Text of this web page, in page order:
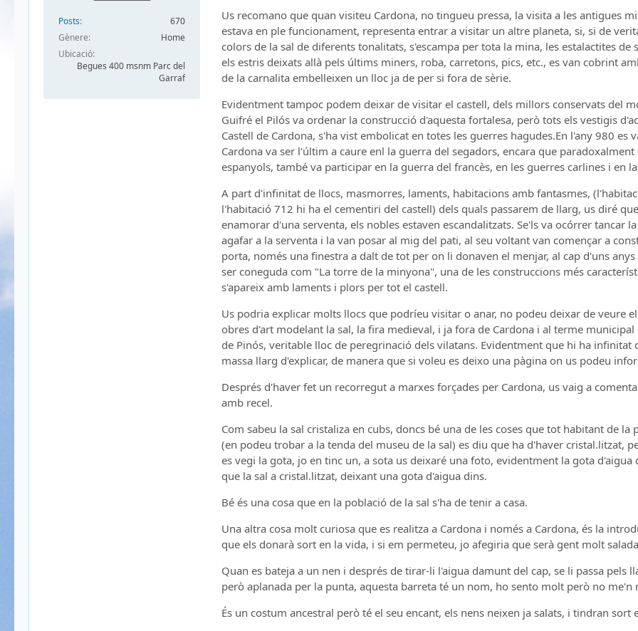
Posts
670
Gènere
Home
Ubicació
Begues 400 msnm Parc del
Garraf
Us recomano que quan visiteu Cardona, no tingueu pressa, la visita a les antigues
estava en ple funcionament, representa entrar a visitar un altre planeta, si, si de
colors de la sal de diferents tonalitats, s'escampa per tota la mina, les estalactites
els estris deixats allà pels últims miners, roba, carretons, pics, etc., es van cobrint
de la carnalita embelleixen un lloc ja de per si fora de sèrie.
Evidentment tampoc podem deixar de visitar el castell, dels millors conservats del
Guifré el Pilós va ordenar la construcció d'aquesta fortalesa, però tots els vestigis
Castell de Cardona, s'ha vist embolicat en totes les guerres hagudes.En l'any 980 es
Cardona va ser l'últim a caure enl la guerra del segadors, encara que
espanyols, també va participar en la guerra del francès, en les guerres carlines i en
A part d'infinitat de llocs, masmorres, laments, habitacions amb fantasmes,
l'habitació 712 hi ha el cementiri del castell) dels quals passarem de llarg, us diré
enamorar d'una serventa, els nobles estaven escandalitzats. Se'ls va ocórrer tancar
agafar a la serventa i la van posar al mig del pati, al seu voltant van començar a
porta, només una finestra a dalt de tot per on li donaven el menjar, al cap d'uns
ser coneguda com "La torre de la minyona", una de les construccions més
s'apareix amb laments i plors per tot el castell.
Us podria explicar molts llocs que podríeu visitar o anar, no podeu deixar de veure
obres d'art modelant la sal, la fira medieval, i ja fora de Cardona i al terme
de Pinós, veritable lloc de peregrinació dels vilatans. Evidentment que hi ha infinitat
massa llarg d'explicar, de manera que si voleu es deixo una pàgina on us podeu
Després d'haver fet un recorregut a marxes forçades per Cardona, us vaig a
amb recel.
Com sabeu la sal cristaliza en cubs, doncs bé una de les coses que tot habitant de
(en podeu trobar a la tenda del museu de la sal) es diu que ha d'haver cristal.litzat,
es vegi la gota, jo en tinc un, a sota us deixaré una foto, evidentment la gota
que la sal a cristal.litzat, deixant una gota d'aigua dins.
Bé és una cosa que en la població de la sal s'ha de tenir a casa.
Una altra cosa molt curiosa que es realitza a Cardona i només a Cardona, és la
que els donarà sort en la vida, i si em permeteu, jo afegiria que serà gent molt
Quan es bateja a un nen i després de tirar-li l'aigua damunt del cap, se li passa pels
però aplanada per la punta, aquesta barreta té un nom, ho sento molt però no me'n
És un costum ancestral però té el seu encant, els nens neixen ja salats, i tindran sort